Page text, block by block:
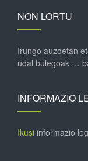
NON LORTU
Irungo auzoetan
udal bulegoak …
INFORMAZIO
Ikusi informazio